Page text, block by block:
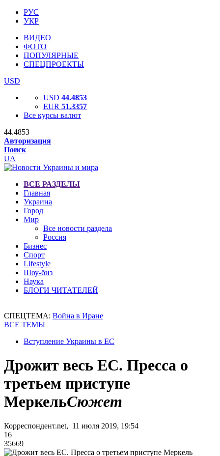
РУС
УКР
ВИДЕО
ФОТО
ПОПУЛЯРНЫЕ
СПЕЦПРОЕКТЫ
USD
USD 44.4853
EUR 51.3357
Все курсы валют
44.4853
Авторизация
Поиск
UA
ВСЕ РАЗДЕЛЫ
Главная
Украина
Город
Мир
Все новости раздела
Россия
Бизнес
Спорт
Lifestyle
Шоу-биз
Наука
БЛОГИ ЧИТАТЕЛЕЙ
СПЕЦТЕМА: Война в Иране
ВСЕ ТЕМЫ
Вступление Украины в ЕС
Дрожит весь ЕС. Пресса о
третьем приступе
МеркельСюжет
Корреспондент.net, 11 июля 2019, 19:54
16
35669